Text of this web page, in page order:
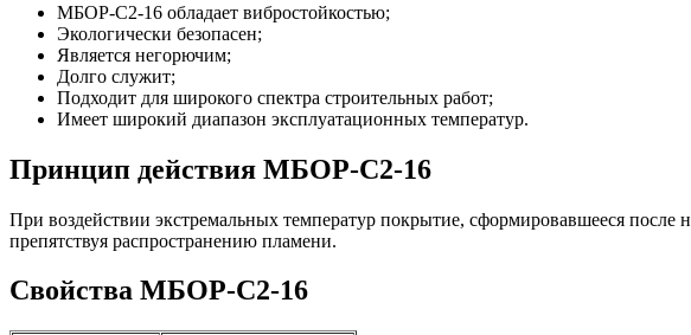
МБОР-С2-16 обладает вибростойкостью;
Экологически безопасен;
Является негорючим;
Долго служит;
Подходит для широкого спектра строительных работ;
Имеет широкий диапазон эксплуатационных температур.
Принцип действия МБОР-С2-16
При воздействии экстремальных температур покрытие, сформировавшееся после
препятствуя распространению пламени.
Свойства МБОР-С2-16